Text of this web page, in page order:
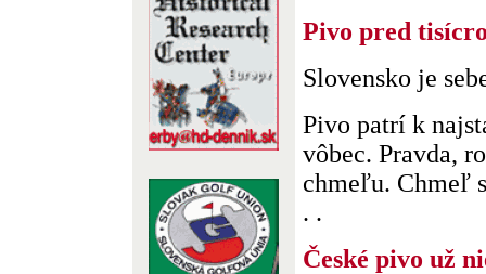
Pivo pred
Slovensko je
Pivo patrí k
vôbec. Pravda,
chmeľu. Chmeľ
. .
České pivo už